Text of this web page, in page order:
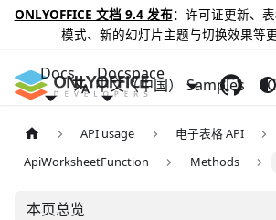
ONLYOFFICE 文档 9.4 发布：许可证更新、
模式、新的幻灯片主题与切换效果等更
Docs Docspace
Samples
中文（中国）
API usage
电子表格 API
ApiWorksheetFunction
Methods
本页总览